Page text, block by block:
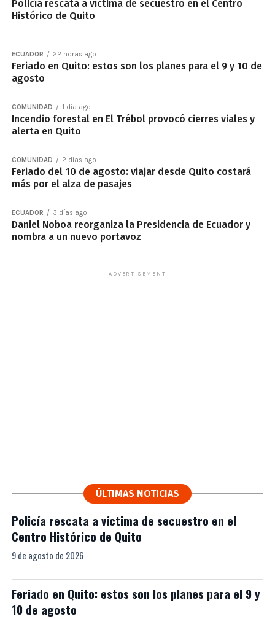
Policía rescata a víctima de secuestro en el Centro
Histórico de Quito
ECUADOR 22 horas ago
Feriado en Quito: estos son los planes para el 9 y 10 de
agosto
COMUNIDAD 1 día ago
Incendio forestal en El Trébol provocó cierres viales y
alerta en Quito
COMUNIDAD 2 días ago
Feriado del 10 de agosto: viajar desde Quito costará
más por el alza de pasajes
ECUADOR 3 días ago
Daniel Noboa reorganiza la Presidencia de Ecuador y
nombra a un nuevo portavoz
ADVERTISEMENT
ÚLTIMAS NOTICIAS
Policía rescata a víctima de secuestro en el
Centro Histórico de Quito
9 de agosto de 2026
Feriado en Quito: estos son los planes para el 9 y
10 de agosto